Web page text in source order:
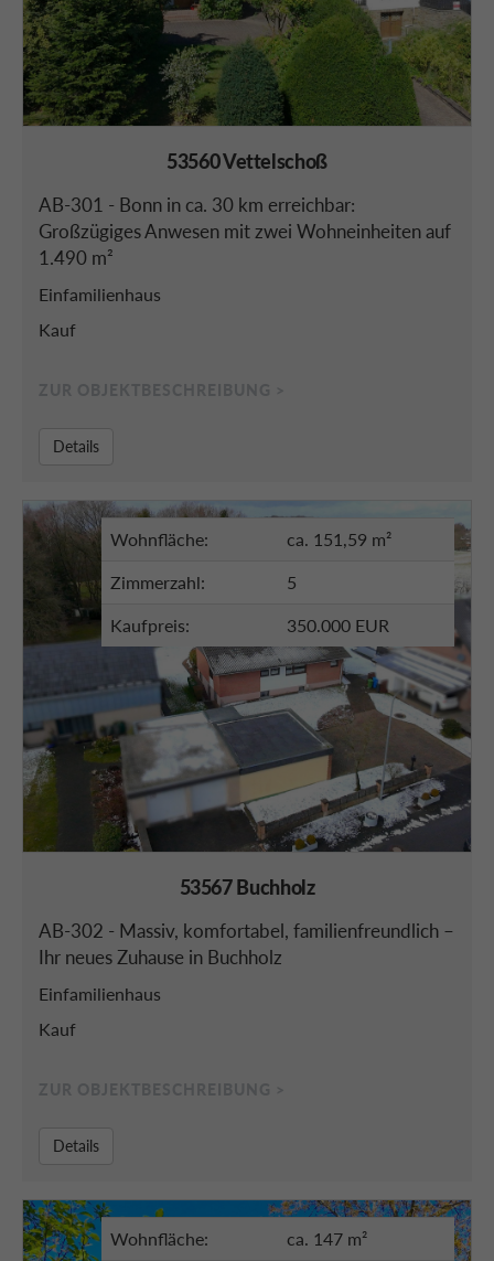
53560 Vettelschoß
AB-301 - Bonn in ca. 30 km erreichbar:
Großzügiges Anwesen mit zwei Wohneinheiten auf
1.490 m²
Einfamilienhaus
Kauf
Details
Wohnfläche: ca. 151,59 m²
Zimmerzahl: 5
Kaufpreis: 350.000 EUR
53567 Buchholz
AB-302 - Massiv, komfortabel, familienfreundlich –
Ihr neues Zuhause in Buchholz
Einfamilienhaus
Kauf
Details
Wohnfläche: ca. 147 m²